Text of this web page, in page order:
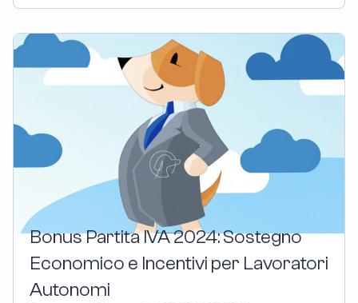
Bonus Partita IVA 2024: Sostegno
Economico e Incentivi per Lavoratori
Autonomi